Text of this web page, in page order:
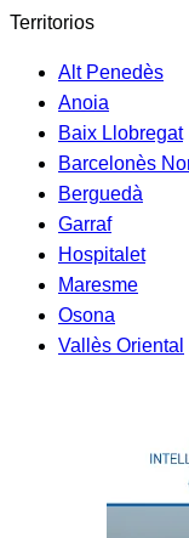
Territorios
Alt Penedès
Anoia
Baix Llobregat
Barcelonès
Berguedà
Garraf
Hospitalet
Maresme
Osona
Vallès Oriental